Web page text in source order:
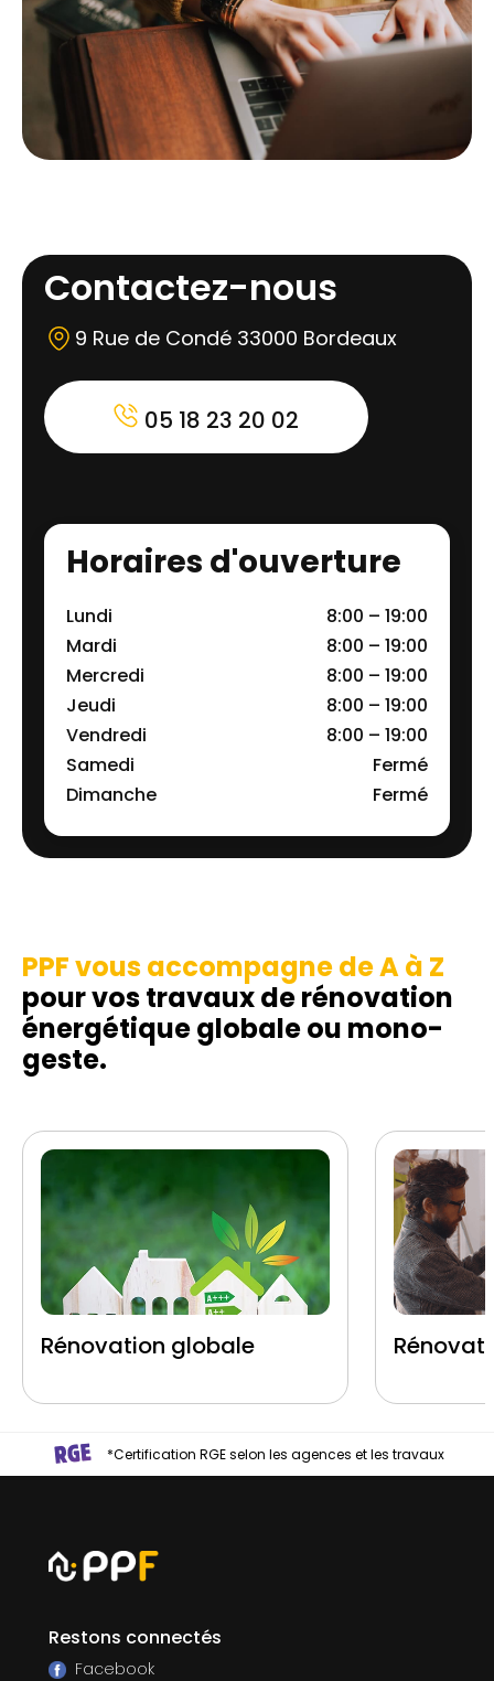
Contactez-nous
9 Rue de Condé 33000 Bordeaux
05 18 23 20 02
Horaires d'ouverture
Lundi
8:00 – 19:00
Mardi
8:00 – 19:00
Mercredi
8:00 – 19:00
Jeudi
8:00 – 19:00
Vendredi
8:00 – 19:00
Samedi
Fermé
Dimanche
Fermé
PPF vous accompagne de A à Z
pour vos travaux de rénovation
énergétique globale ou mono-
geste.
Rénovation globale
*Certification RGE selon les agences et les travaux
Restons connectés
Facebook